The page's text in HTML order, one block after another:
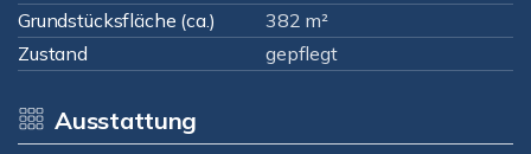
Grundstücksfläche (ca.)
382 m²
Zustand
gepflegt
Ausstattung